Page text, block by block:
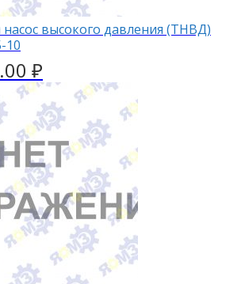
высокого давления (ТНВД)
10
₽